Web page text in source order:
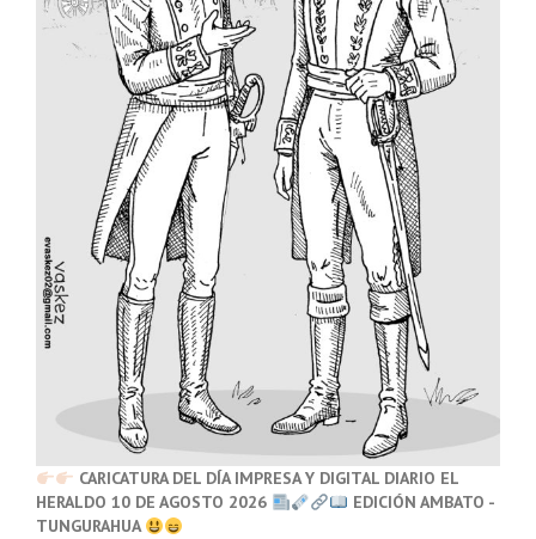
CARICATURA DEL DÍA IMPRESA Y DIGITAL DIARIO EL
HERALDO 10 DE AGOSTO 2026
EDICIÓN AMBATO -
TUNGURAHUA